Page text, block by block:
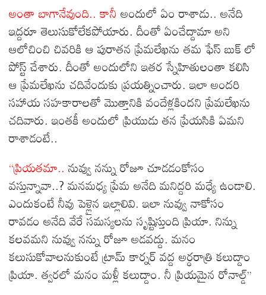
అంతా బాగానేవుంది.. కానీ అందులో ఏం రాశాడు.. అనేది
ఇద్దరూ తెలుసుకోలేకపోయారు. దీంతో ఏంచేద్దామా అని
ఆలోచించి చివరికి ఆ పురాతన ప్రేమలేఖను తమ ఫేస్ బుక్ లో
పోస్ట్ చేశారు. దీంతో అందులోని ఇతర స్నేహితులంతా కలిసి
ఆ ప్రేమలేఖను చదివేందుకు ప్రయత్నించారు. ఇలా అందరి
సహాయ సహకారాలతో మొత్తానికి వందేళ్లకిందని ప్రేమలేఖను
చదివారు. ఇంతకీ అందులో ప్రియుడు తన ప్రేయసికి ఏమని
రాశాడంటే..
‘‘ప్రియతమా.. నువ్వు నన్ను రోజూ చూడడంకోసం
వస్తున్నావా..? మనమధ్య ప్రేమ అనేది మనిద్దరి మధ్యే ఉండాలి.
ఎందుకంటే నీవు పెళ్లైన ఇల్లాలివి. ఇలా నువ్వు నాకోసం
రావడం అనేది వేరే సమస్యలను సృష్టిస్తుంది ప్రియా. నిన్ను
కలవమని నువ్వు నన్ను రోజూ అడవద్దు. మనం
కలుసుకోవాలనుకుంటే ట్రామ్ కార్నర్ వద్ద అర్ధరాత్రి కలుద్దాం
ప్రియా. త్వరలో మనం మళ్లీ కలుద్దాం. నీ ప్రియమైన రోనాల్డ్’’